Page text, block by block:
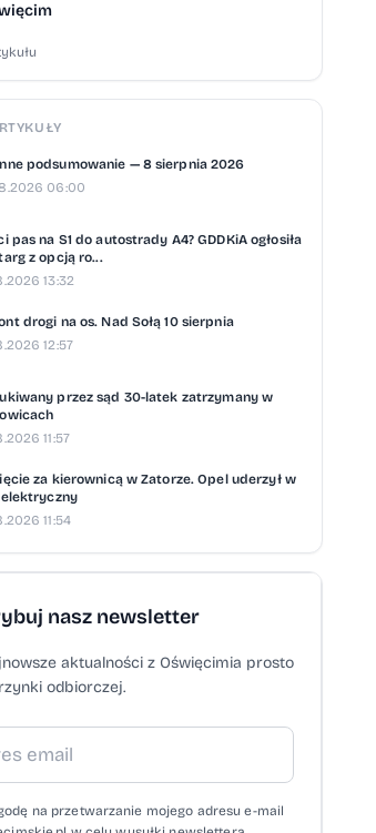
podsumowanie — 8 sierpnia 2026
06:00
pas na S1 do autostrady A4? GDDKiA ogłosiła
z opcją ro...
13:32
drogi na os. Nad Sołą 10 sierpnia
12:57
przez sąd 30-latek zatrzymany w
11:57
za kierownicą w Zatorze. Opel uderzył w
elektryczny
11:54
nasz newsletter
aktualności z Oświęcimia prosto
odbiorczej.
na przetwarzanie mojego adresu e-mail